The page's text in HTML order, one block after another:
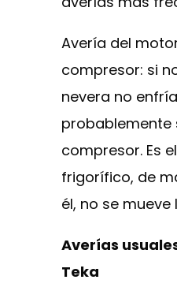
Avería del
compresor: si
nevera no
probablemente
compresor. Es
frigorífico, de
él, no se mueve
Averías
Teka